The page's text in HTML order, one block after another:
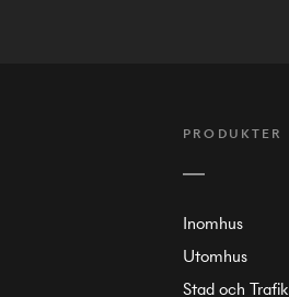
PRODUKTER
Inomhus
Utomhus
Stad och Trafik